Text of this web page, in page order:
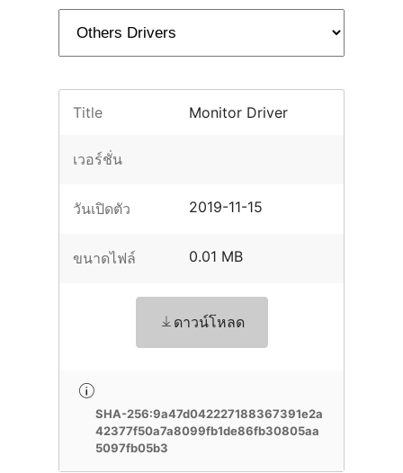
Title Monitor Driver
เวอร์ชั่น
วันเปิดตัว 2019-11-15
ขนาดไฟล์ 0.01 MB
ดาวน์โหลด
SHA-256:9a47d042227188367391e2a
42377f50a7a8099fb1de86fb30805aa
5097fb05b3